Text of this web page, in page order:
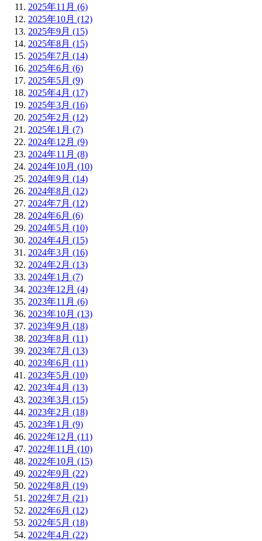
2025年11月 (6)
2025年10月 (12)
2025年9月 (15)
2025年8月 (15)
2025年7月 (14)
2025年6月 (6)
2025年5月 (9)
2025年4月 (17)
2025年3月 (16)
2025年2月 (12)
2025年1月 (7)
2024年12月 (9)
2024年11月 (8)
2024年10月 (10)
2024年9月 (14)
2024年8月 (12)
2024年7月 (12)
2024年6月 (6)
2024年5月 (10)
2024年4月 (15)
2024年3月 (16)
2024年2月 (13)
2024年1月 (7)
2023年12月 (4)
2023年11月 (6)
2023年10月 (13)
2023年9月 (18)
2023年8月 (11)
2023年7月 (13)
2023年6月 (11)
2023年5月 (10)
2023年4月 (13)
2023年3月 (15)
2023年2月 (18)
2023年1月 (9)
2022年12月 (11)
2022年11月 (10)
2022年10月 (15)
2022年9月 (22)
2022年8月 (19)
2022年7月 (21)
2022年6月 (12)
2022年5月 (18)
2022年4月 (22)